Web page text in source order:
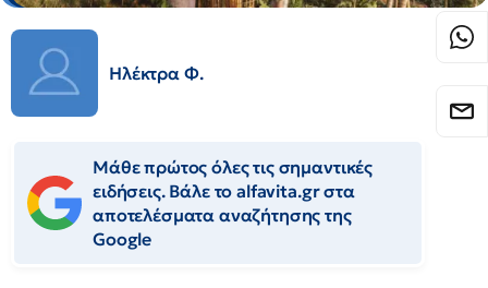
Ηλέκτρα Φ.
Μάθε πρώτος όλες τις σημαντικές
ειδήσεις. Βάλε το alfavita.gr στα
αποτελέσματα αναζήτησης της
Google